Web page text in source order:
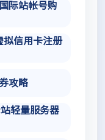
际站帐号购
拟信用卡注册
攻略
轻量服务器